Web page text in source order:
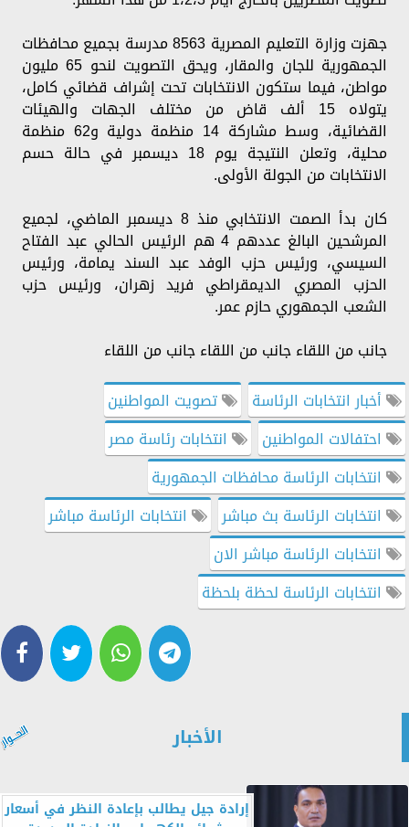
جهزت وزارة التعليم المصرية 8563 مدرسة بجميع محافظات
الجمهورية للجان والمقار، ويحق التصويت لنحو 65 مليون
مواطن، فيما ستكون الانتخابات تحت إشراف قضائي كامل،
يتولاه 15 ألف قاض من مختلف الجهات والهيئات
القضائية، وسط مشاركة 14 منظمة دولية و62 منظمة
محلية، وتعلن النتيجة يوم 18 ديسمبر في حالة حسم
الانتخابات من الجولة الأولى.
كان بدأ الصمت الانتخابي منذ 8 ديسمبر الماضي، لجميع
المرشحين البالغ عددهم 4 هم الرئيس الحالي عبد الفتاح
السيسي، ورئيس حزب الوفد عبد السند يمامة، ورئيس
الحزب المصري الديمقراطي فريد زهران، ورئيس حزب
الشعب الجمهوري حازم عمر.
جانب من اللقاء جانب من اللقاء جانب من اللقاء
أخبار انتخابات الرئاسة
تصويت المواطنين
احتفالات المواطنين
انتخابات رئاسة مصر
انتخابات الرئاسة محافظات الجمهورية
انتخابات الرئاسة بث مباشر
انتخابات الرئاسة مباشر
انتخابات الرئاسة مباشر الان
انتخابات الرئاسة لحظة بلحظة
الأخبار
إرادة جيل يطالب بإعادة النظر في أسعار